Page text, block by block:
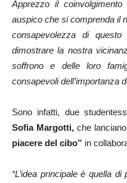
Apprezzo il
auspico che si comprenda il
consapevolezza di
dimostrare la nostra
soffrono e delle loro
consapevoli dell’importanza
Sono infatti, due
Sofia Margotti, che
piacere del cibo” in
“L’idea principale è quella